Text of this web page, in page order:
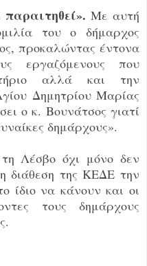
Με αυτή
του ο δήμαρχος
προκαλώντας έντονα
εργαζόμενους που
αλλά και την
Δημητρίου Μαρίας
ο κ. Βουνάτσος γιατί
δημάρχους».
Λέσβο όχι μόνο δεν
διάθεση της ΚΕΔΕ την
ίδιο να κάνουν και οι
τους δημάρχους